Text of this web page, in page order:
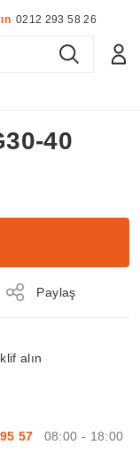
0212 293 58 26
40
Paylaş
alın
57 08:00 - 18:00